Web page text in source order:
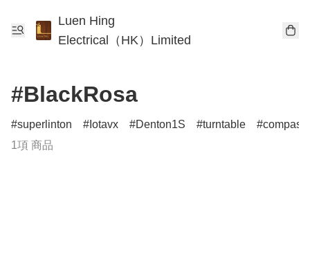
Luen Hing
Electrical（HK）Limited
#BlackRosa
superlinton Iotavx Denton1S turntable
compass
1項 商品